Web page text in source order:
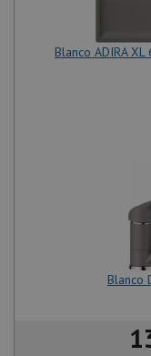
Blanco ADIRA
Blanco